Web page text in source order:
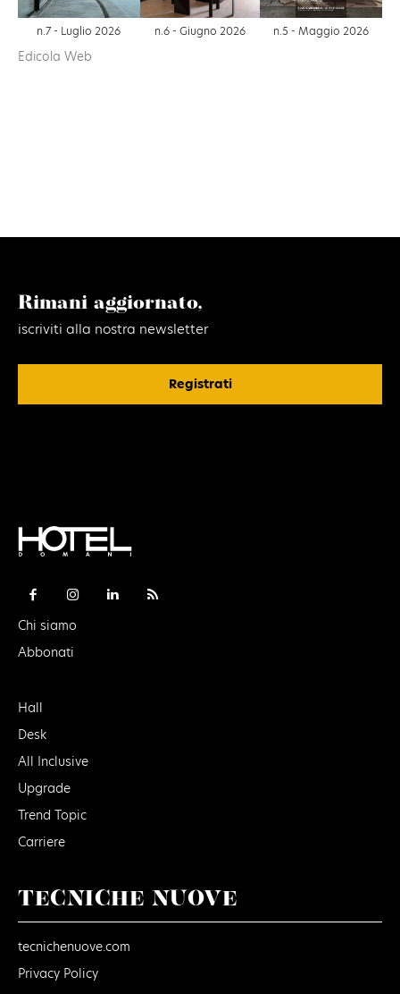
n.7 - Luglio 2026 n.6 - Giugno 2026 n.5 - Maggio 2026
Edicola Web
Rimani aggiornato,
iscriviti alla nostra newsletter
Registrati
Chi siamo
Abbonati
Hall
Desk
All Inclusive
Upgrade
Trend Topic
Carriere
TECNICHE NUOVE
tecnichenuove.com
Privacy Policy